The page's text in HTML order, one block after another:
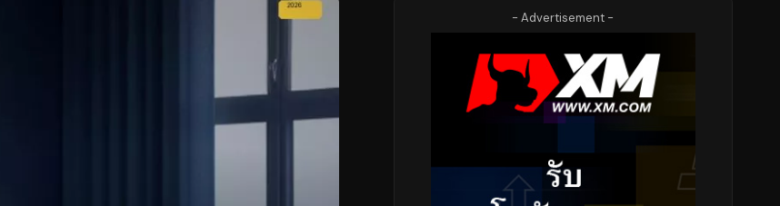
- Advertisement -